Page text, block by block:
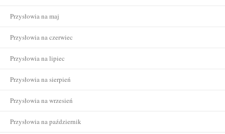
Przysłowia na maj
Przysłowia na czerwiec
Przysłowia na lipiec
Przysłowia na sierpień
Przysłowia na wrzesień
Przysłowia na październik